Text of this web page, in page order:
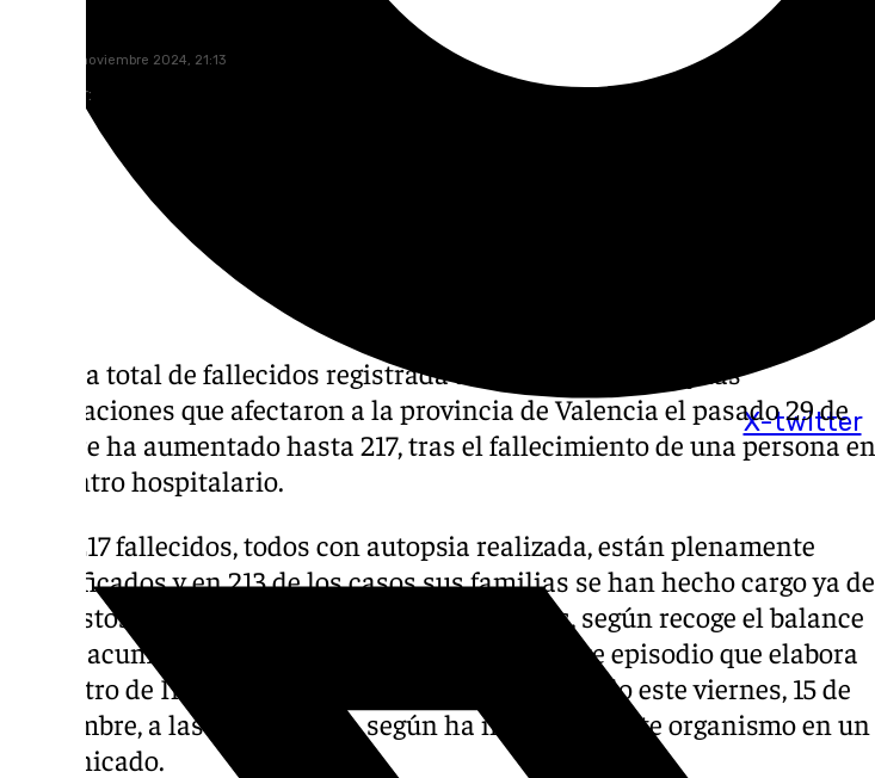
X-twitter
viernes, 15 noviembre 2024, 21:13
Compartir:
La cifra total de fallecidos registrada a causa de la Dana y las
inundaciones que afectaron a la provincia de Valencia el pasado 29 de
octubre ha aumentado hasta 217, tras el fallecimiento de una persona en
un centro hospitalario.
Esos 217 fallecidos, todos con autopsia realizada, están plenamente
identificados y en 213 de los casos sus familias se han hecho cargo ya de
sus restos mortales para celebrar los funerales, según recoge el balance
con el acumulado histórico desde el inicio de este episodio que elabora
el Centro de Integración de Datos (
), actualizado este viernes, 15 de
noviembre, a las 20.00 horas, según ha informado este organismo en un
comunicado.